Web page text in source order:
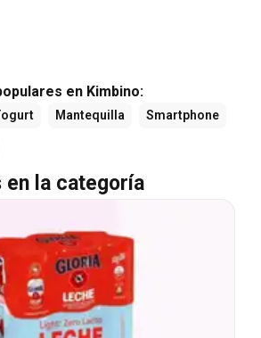
en Kimbino:
Mantequilla Smartphone
la categoría